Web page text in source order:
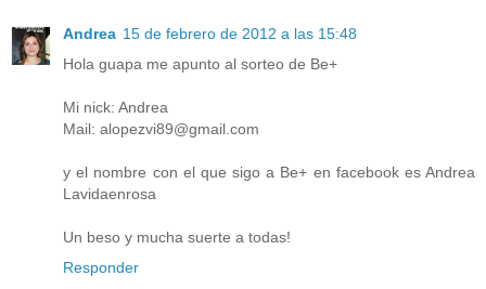
Andrea 15 de febrero de 2012 a las 15:48
Hola guapa me apunto al sorteo de Be+
Mi nick: Andrea
Mail: alopezvi89@gmail.com
y el nombre con el que sigo a Be+ en facebook es Andrea
Lavidaenrosa
Un beso y mucha suerte a todas!
Responder